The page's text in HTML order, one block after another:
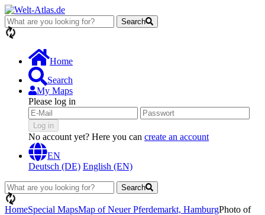
Search
Home
Search
My Maps
Please log in
Log in
No account yet? Here you can create an account
EN
Deutsch (DE) English (EN)
Search
HomeSpecial MapsMap of Neuer Pferdemarkt, HamburgPhoto of